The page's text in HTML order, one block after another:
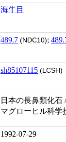
海牛目
489.7 (NDC10);
sh85107115 (LCSH)
日本の長鼻類化石
マグローヒル科学
1992-07-29